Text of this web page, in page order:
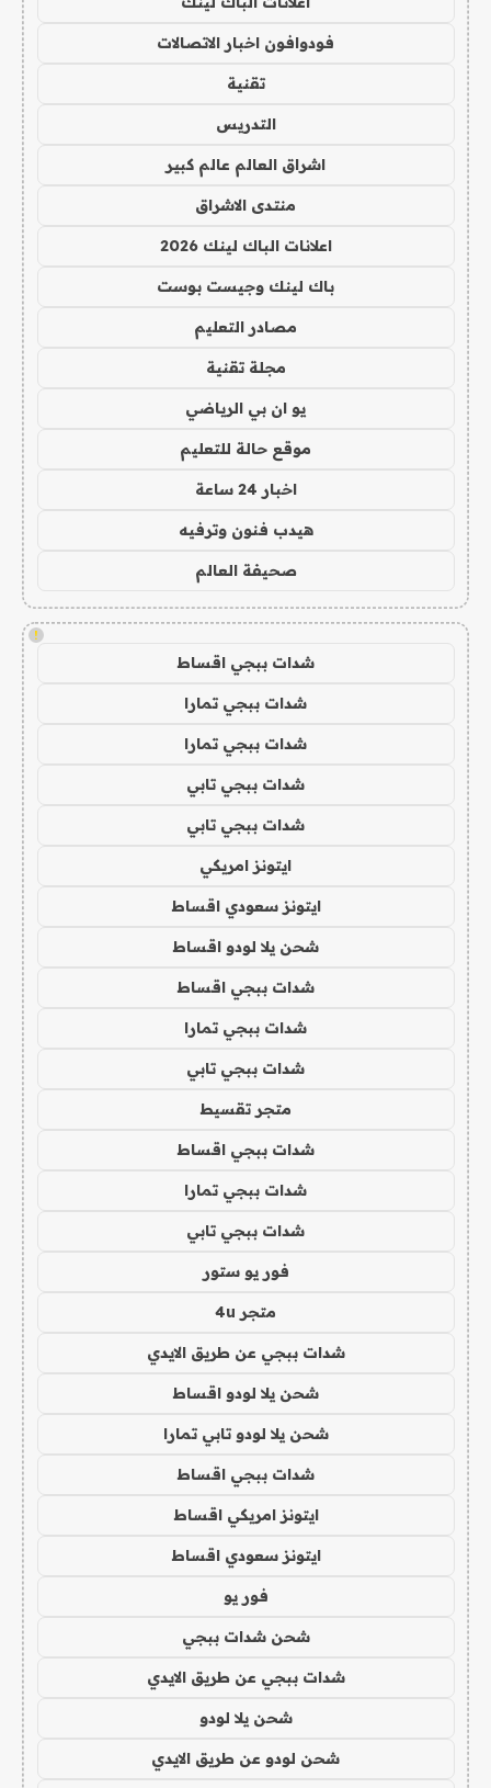
فودوافون اخبار الاتصالات
تقنية
التدريس
اشراق العالم عالم كبير
منتدى الاشراق
اعلانات الباك لينك 2026
باك لينك وجيست بوست
مصادر التعليم
مجلة تقنية
يو ان بي الرياضي
موقع حالة للتعليم
اخبار 24 ساعة
هيدب فنون وترفيه
صحيفة العالم
!
شدات ببجي اقساط
شدات ببجي تمارا
شدات ببجي تمارا
شدات ببجي تابي
شدات ببجي تابي
ايتونز امريكي
ايتونز سعودي اقساط
شحن يلا لودو اقساط
شدات ببجي اقساط
شدات ببجي تمارا
شدات ببجي تابي
متجر تقسيط
شدات ببجي اقساط
شدات ببجي تمارا
شدات ببجي تابي
فور يو ستور
متجر 4u
شدات ببجي عن طريق الايدي
شحن يلا لودو اقساط
شحن يلا لودو تابي تمارا
شدات ببجي اقساط
ايتونز امريكي اقساط
ايتونز سعودي اقساط
فور يو
شحن شدات ببجي
شدات ببجي عن طريق الايدي
شحن يلا لودو
شحن لودو عن طريق الايدي